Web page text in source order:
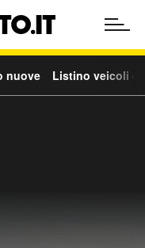
nuove Listino veicoli